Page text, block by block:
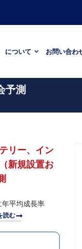
について お問い合わ
予測
リー、イン
新規設置お
平均成長率
読む